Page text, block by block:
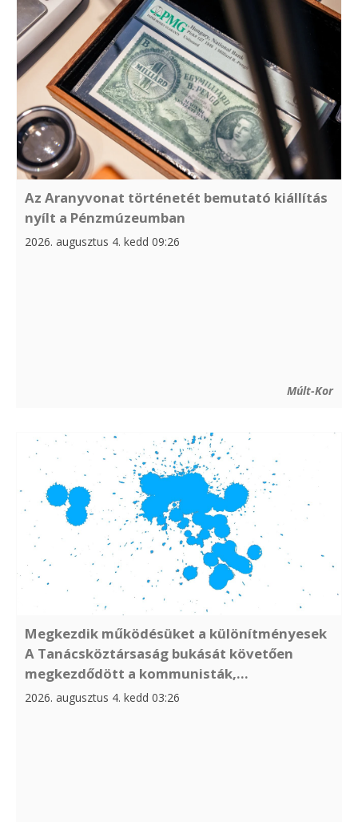
Az Aranyvonat történetét bemutató kiállítás
nyílt a Pénzmúzeumban
2026. augusztus 4. kedd 09:26
Múlt-Kor
Megkezdik működésüket a különítményesek
A Tanácsköztársaság bukását követően
megkezdődött a kommunisták,...
2026. augusztus 4. kedd 03:26